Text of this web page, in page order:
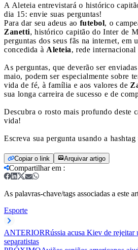
A Aleteia entrevistará o histórico
dia 15: envie suas perguntas!
Para dar seu adeus ao futebol, o
Zanetti, histórico capitão do Inter de
perguntas dos seus fãs na internet, em
concedida à Aleteia, rede
As perguntas, que deverão ser
maio, podem ser especialmente sobre
vida de fé, à família e aos valores de
sua longa carreira de sucesso e de
Descubra o rosto mais profundo deste
vida!
Escreva sua pergunta usando a
Copiar o link Arquivar artigo
Compartilhar em :
As palavras-chave/tags associadas a este
Esporte
ANTERIORRússia acusa Kiev de
separatistas